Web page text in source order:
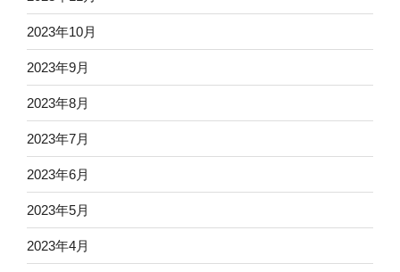
2023年10月
2023年9月
2023年8月
2023年7月
2023年6月
2023年5月
2023年4月